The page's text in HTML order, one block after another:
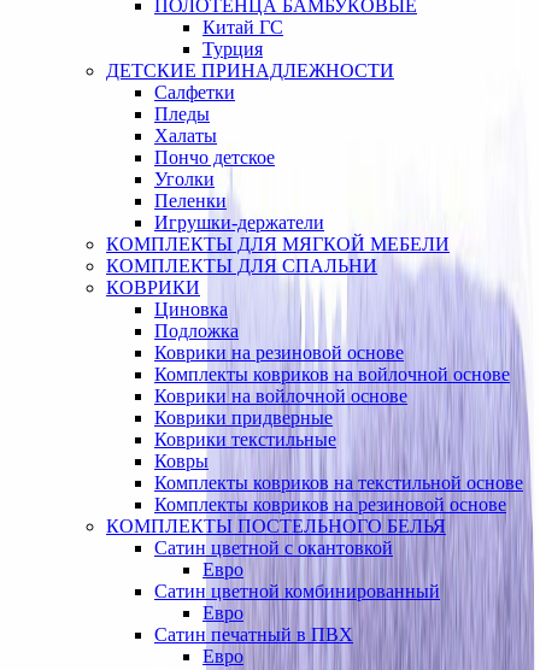
ПОЛОТЕНЦА БАМБУКОВЫЕ
Китай ГС
Турция
ДЕТСКИЕ ПРИНАДЛЕЖНОСТИ
Салфетки
Пледы
Халаты
Пончо детское
Уголки
Пеленки
Игрушки-держатели
КОМПЛЕКТЫ ДЛЯ МЯГКОЙ МЕБЕЛИ
КОМПЛЕКТЫ ДЛЯ СПАЛЬНИ
КОВРИКИ
Циновка
Подложка
Коврики на резиновой основе
Комплекты ковриков на войлочной основе
Коврики на войлочной основе
Коврики придверные
Коврики текстильные
Ковры
Комплекты ковриков на текстильной основе
Комплекты ковриков на резиновой основе
КОМПЛЕКТЫ ПОСТЕЛЬНОГО БЕЛЬЯ
Сатин цветной с окантовкой
Евро
Сатин цветной комбинированный
Евро
Сатин печатный в ПВХ
Евро